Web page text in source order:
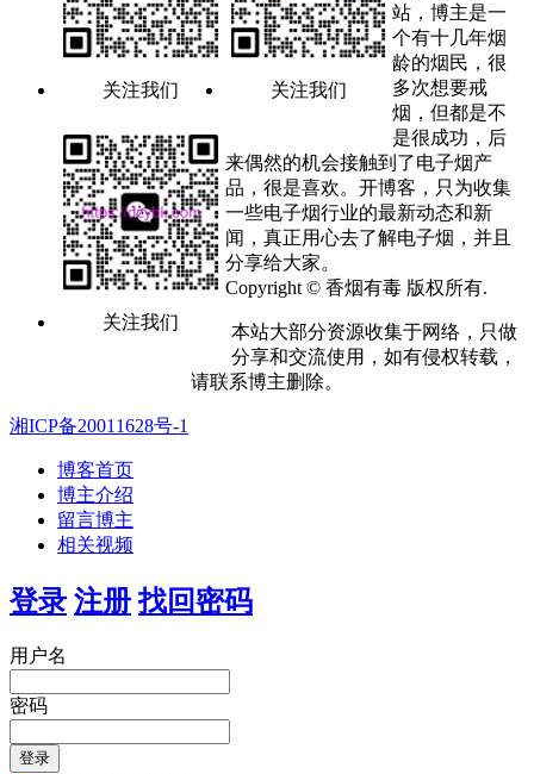
关注我们 关注我们
关注我们
站，博主是一
个有十几年烟
龄的烟民，很
多次想要戒
烟，但都是不
是很成功，后
来偶然的机会接触到了电子烟产
品，很是喜欢。开博客，只为收集
一些电子烟行业的最新动态和新
闻，真正用心去了解电子烟，并且
分享给大家。
Copyright © 香烟有毒 版权所有.
本站大部分资源收集于网络，只做
分享和交流使用，如有侵权转载，
请联系博主删除。
湘ICP备20011628号-1
博客首页
博主介绍
留言博主
相关视频
登录 注册 找回密码
用户名
密码